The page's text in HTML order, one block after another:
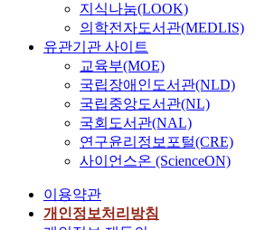
지식나눔(LOOK)
의학전자도서관(MEDLIS)
유관기관 사이트
교육부(MOE)
국립장애인도서관(NLD)
국립중앙도서관(NL)
국회도서관(NAL)
연구윤리정보포털(CRE)
사이언스온 (ScienceON)
이용약관
개인정보처리방침